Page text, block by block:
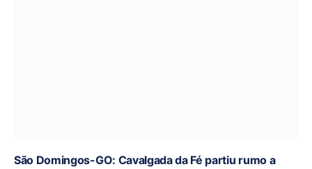
São Domingos-GO: Cavalgada da Fé partiu rumo a